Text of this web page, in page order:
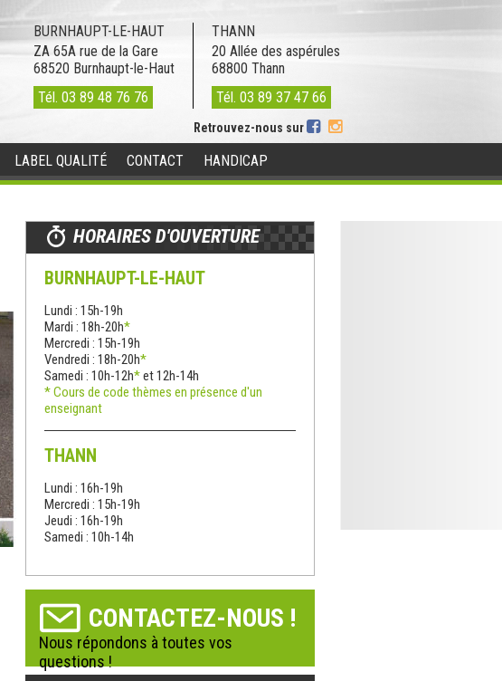
BURNHAUPT-LE-HAUT
ZA 65A rue de la Gare
68520 Burnhaupt-le-Haut
Tél. 03 89 48 76 76
THANN
20 Allée des aspérules
68800 Thann
Tél. 03 89 37 47 66
Retrouvez-nous sur
LABEL QUALITÉ CONTACT HANDICAP
HORAIRES D'OUVERTURE
BURNHAUPT-LE-HAUT
Lundi : 15h-19h
Mardi : 18h-20h*
Mercredi : 15h-19h
Vendredi : 18h-20h*
Samedi : 10h-12h*et 12h-14h
* Cours de code thèmes en présence d'un
enseignant
THANN
Lundi : 16h-19h
Mercredi : 15h-19h
Jeudi : 16h-19h
Samedi : 10h-14h
CONTACTEZ-NOUS !
Nous répondons à toutes vos
questions !